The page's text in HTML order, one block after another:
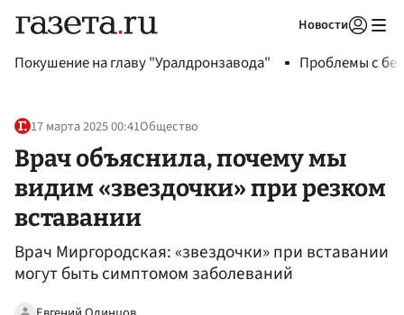
Новости
Покушение на главу "Уралдронзавода" Проблемы с
17 марта 2025 00:41Общество
Врач объяснила, почему мы
видим «звездочки» при резком
вставании
Врач Миргородская: «звездочки» при вставании
могут быть симптомом заболеваний